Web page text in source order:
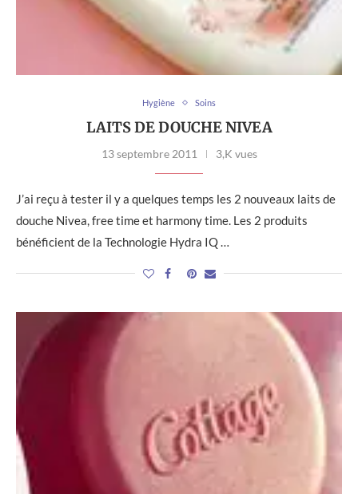
Hygiène Soins
LAITS DE DOUCHE NIVEA
13 septembre 2011 3,K vues
J’ai reçu à tester il y a quelques temps les 2 nouveaux laits de
douche Nivea, free time et harmony time. Les 2 produits
bénéficient de la Technologie Hydra IQ …